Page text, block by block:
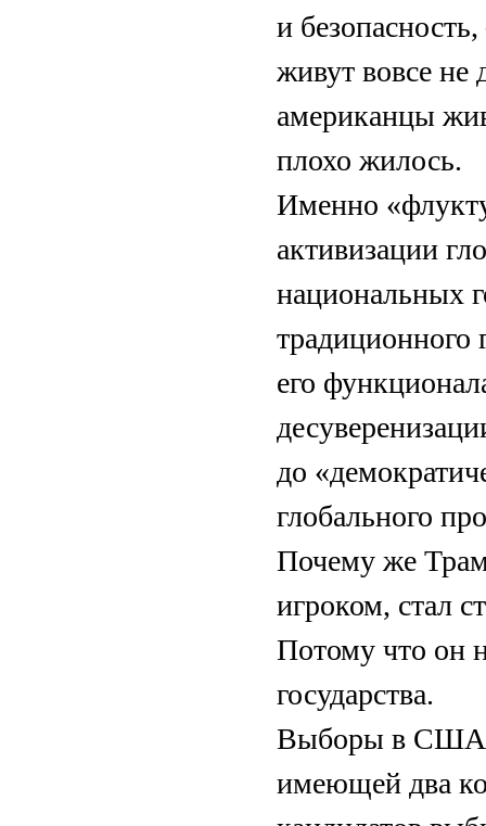
и
живут вовсе
американцы
плохо жилось.
Именно
активизации
национальных
традиционного
его
до
глобального
Почему же
игроком, стал
Потому что он
государства.
Выборы в США,
имеющей два